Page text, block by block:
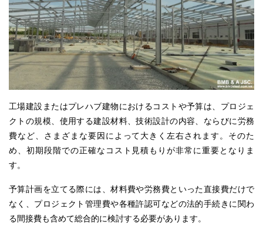
工場建設またはプレハブ建物におけるコストや予算は、プロジェ
クトの規模、使用する建設材料、技術設計の内容、ならびに労務
費など 、さまざまな要因によって大きく左右されます。そのた
め、初期段階での正確なコスト見積もりが非常に重要となりま
す。
予算計画を立てる際には、材料費や労務費といった直接費だけで
なく、 プロジェクト 管理費や各種許認可などの法的手続きに関わ
る間接費も含めて総合的に検討する必要があります。